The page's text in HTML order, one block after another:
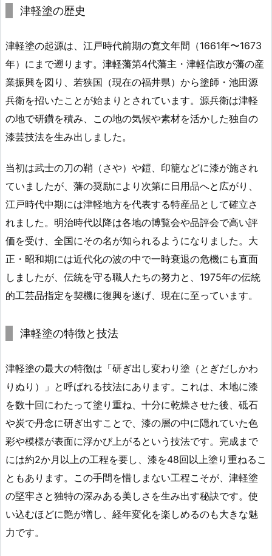
津軽塗の歴史
津軽塗の起源は、江戸時代前期の寛文年間（1661年〜1673
年）にまで遡ります。津軽藩第4代藩主・津軽信政が藩の産
業振興を図り、若狭国（現在の福井県）から塗師・池田源
兵衛を招いたことが始まりとされています。源兵衛は津軽
の地で研鑽を積み、この地の気候や素材を活かした独自の
漆芸技法を生み出しました。
当初は武士の刀の鞘（さや）や鎧、印籠などに漆が施され
ていましたが、藩の奨励により次第に日用品へと広がり、
江戸時代中期には津軽地方を代表する特産品として確立さ
れました。明治時代以降は各地の博覧会や品評会で高い評
価を受け、全国にその名が知られるようになりました。大
正・昭和期には近代化の波の中で一時衰退の危機にも直面
しましたが、伝統を守る職人たちの努力と、1975年の伝統
的工芸品指定を契機に復興を遂げ、現在に至っています。
津軽塗の特徴と技法
津軽塗の最大の特徴は「研ぎ出し変わり塗（とぎだしかわ
りぬり）」と呼ばれる技法にあります。これは、木地に漆
を数十回にわたって塗り重ね、十分に乾燥させた後、砥石
や炭で丹念に研ぎ出すことで、漆の層の中に隠れていた色
彩や模様が表面に浮かび上がるという技法です。完成まで
には約2か月以上の工程を要し、漆を48回以上塗り重ねるこ
ともあります。この手間を惜しまない工程こそが、津軽塗
の堅牢さと独特の深みある美しさを生み出す秘訣です。使
い込むほどに艶が増し、経年変化を楽しめるのも大きな魅
力です。